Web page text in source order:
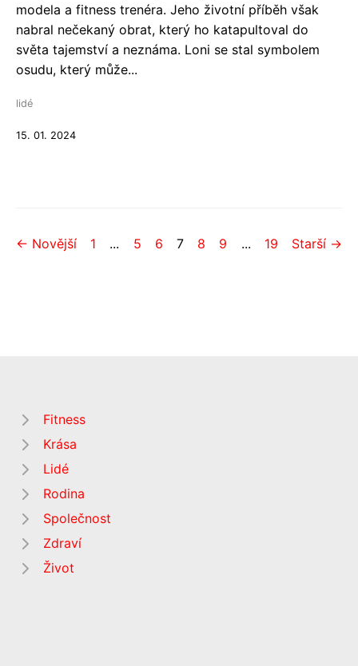
modela a fitness trenéra. Jeho životní příběh však
nabral nečekaný obrat, který ho katapultoval do
světa tajemství a neznáma. Loni se stal symbolem
osudu, který může...
lidé
15. 01. 2024
← Novější 1 ... 5 6 7 8 9 ... 19 Starší →
Fitness
Krása
Lidé
Rodina
Společnost
Zdraví
Život